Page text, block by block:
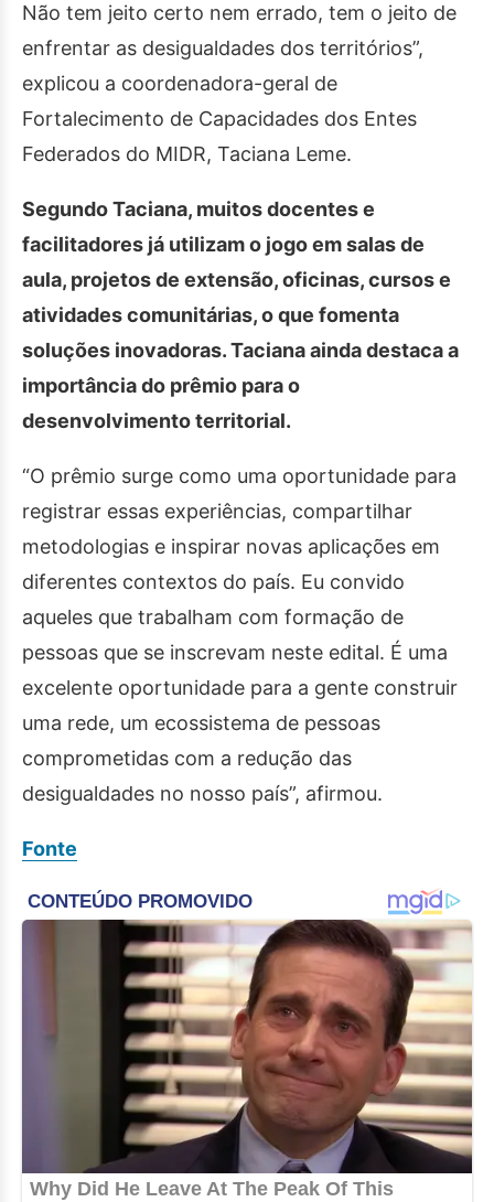
Não tem jeito certo nem errado, tem o jeito de
enfrentar as desigualdades dos territórios”,
explicou a coordenadora-geral de
Fortalecimento de Capacidades dos Entes
Federados do MIDR, Taciana Leme.
Segundo Taciana, muitos docentes e
facilitadores já utilizam o jogo em salas de
aula, projetos de extensão, oficinas, cursos e
atividades comunitárias, o que fomenta
soluções inovadoras. Taciana ainda destaca a
importância do prêmio para o
desenvolvimento territorial.
“O prêmio surge como uma oportunidade para
registrar essas experiências, compartilhar
metodologias e inspirar novas aplicações em
diferentes contextos do país. Eu convido
aqueles que trabalham com formação de
pessoas que se inscrevam neste edital. É uma
excelente oportunidade para a gente construir
uma rede, um ecossistema de pessoas
comprometidas com a redução das
desigualdades no nosso país”, afirmou.
Fonte